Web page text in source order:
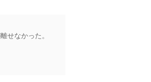
せなかった。